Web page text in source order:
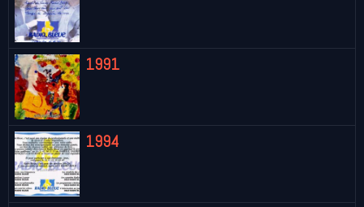
1991
1994